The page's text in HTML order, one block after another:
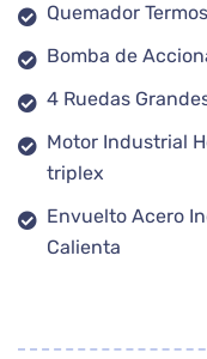
Quemador
Bomba de
4 Ruedas
Motor Industrial
triplex
Envuelto Acero
Calienta